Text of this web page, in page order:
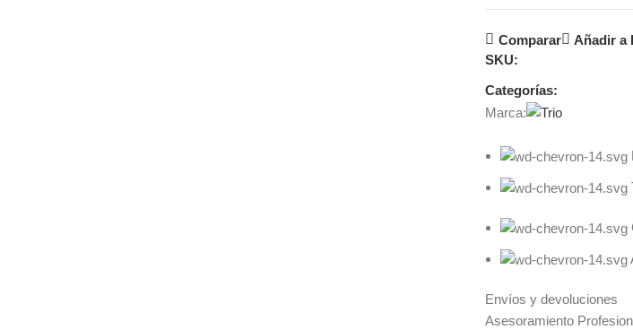
Comparar
Añadir a
SKU:
Categorías:
Marca:
Envíos y devoluciones
Asesoramiento